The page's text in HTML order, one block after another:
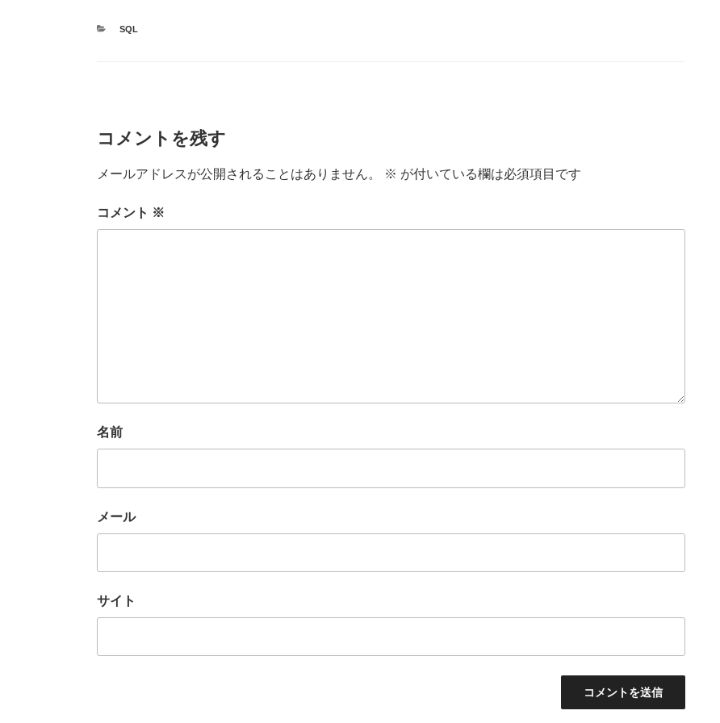
e
b
カ
SQL
コメントを残す
メールアドレスが公開されることはありません。 ※ が付いている欄は必須項目です
コメント ※
名前
メール
サイト